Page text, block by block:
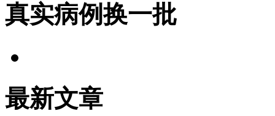
真实病例换一批
最新文章